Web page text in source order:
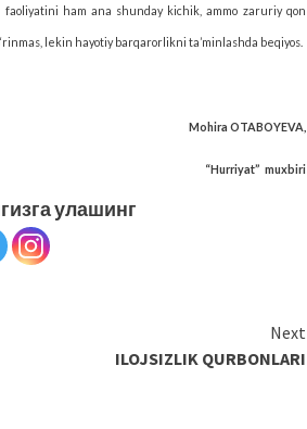
ham ana shunday kichik, ammo zaruriy qon
lekin hayotiy barqarorlikni ta’minlashda beqiyos.
Mohira OTABOYEVA,
“Hurriyat” muxbiri
улашинг
Next
ILOJSIZLIK QURBONLARI